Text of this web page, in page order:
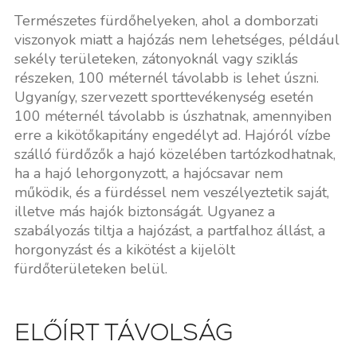
Természetes fürdőhelyeken, ahol a domborzati
viszonyok miatt a hajózás nem lehetséges, például
sekély területeken, zátonyoknál vagy sziklás
részeken, 100 méternél távolabb is lehet úszni.
Ugyanígy, szervezett sporttevékenység esetén
100 méternél távolabb is úszhatnak, amennyiben
erre a kikötőkapitány engedélyt ad. Hajóról vízbe
szálló fürdőzők a hajó közelében tartózkodhatnak,
ha a hajó lehorgonyzott, a hajócsavar nem
működik, és a fürdéssel nem veszélyeztetik saját,
illetve más hajók biztonságát. Ugyanez a
szabályozás tiltja a hajózást, a partfalhoz állást, a
horgonyzást és a kikötést a kijelölt
fürdőterületeken belül.
ELŐÍRT TÁVOLSÁG